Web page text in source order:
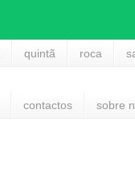
quintã roca
contactos sobre